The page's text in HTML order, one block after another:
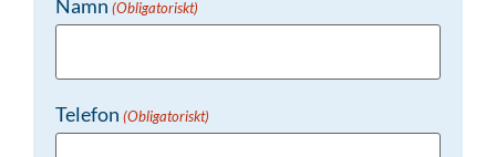
Namn (Obligatoriskt)
Telefon (Obligatoriskt)